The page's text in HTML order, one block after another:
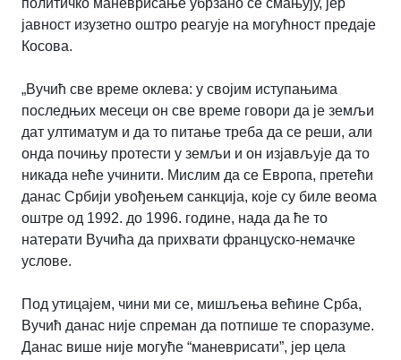
политичко маневрисање убрзано се смањују, јер
јавност изузетно оштро реагује на могућност предаје
Косова.
„Вучић све време оклева: у својим иступањима
последњих месеци он све време говори да је земљи
дат ултиматум и да то питање треба да се реши, али
онда почињу протести у земљи и он изјављује да то
никада неће учинити. Мислим да се Европа, претећи
данас Србији увођењем санкција, које су биле веома
оштре од 1992. до 1996. године, нада да ће то
натерати Вучића да прихвати француско-немачке
услове.
Под утицајем, чини ми се, мишљења већине Срба,
Вучић данас није спреман да потпише те споразуме.
Данас више није могуће “маневрисати”, јер цела